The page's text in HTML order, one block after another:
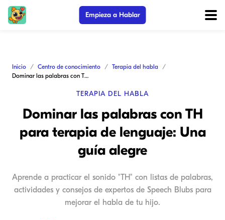
Empieza a Hablar
Inicio Centro de conocimiento
Terapia del habla
Dominar las palabras con TH para terapia de lenguaje: Una guía alegre
TERAPIA DEL HABLA
Dominar las palabras con TH
para terapia de lenguaje: Una
guía alegre
Aprende a practicar el sonido "TH" con listas de palabras,
actividades y consejos de expertos de Speech Blubs para
mejorar el habla de tu hijo.